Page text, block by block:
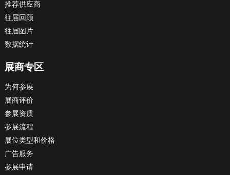
推荐供应商
往届回顾
往届图片
数据统计
展商专区
为何参展
展商评价
参展资质
参展流程
展位类型和价格
广告服务
参展申请